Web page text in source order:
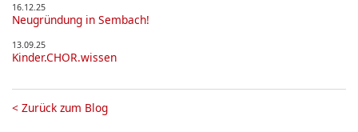
16.12.25
Neugründung in Sembach!
13.09.25
Kinder.CHOR.wissen
< Zurück zum Blog